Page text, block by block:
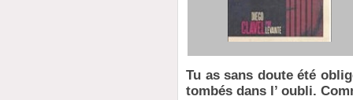
Tu as sans doute été
tombés dans l’ oubli.